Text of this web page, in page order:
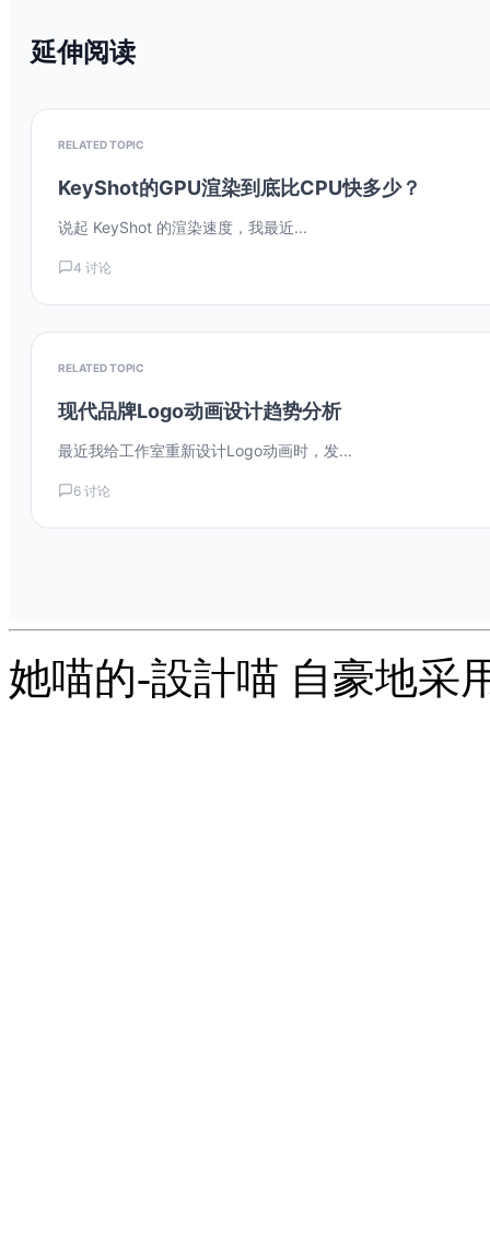
延伸阅读
RELATED TOPIC
KeyShot的GPU渲染到底比CPU快多少？
说起 KeyShot 的渲染速度，我最近...
4 讨论
RELATED TOPIC
现代品牌Logo动画设计趋势分析
最近我给工作室重新设计Logo动画时，发...
6 讨论
她喵的-設計喵 自豪地采